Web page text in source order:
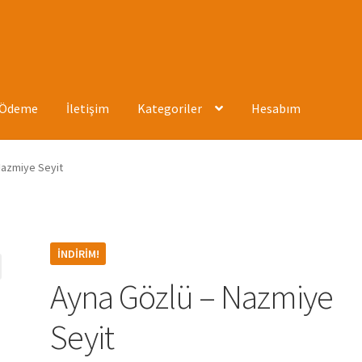
İletişim Kategoriler Hesabım
Hesabım
Seyit
İNDIRIM!
Ayna Gözlü – Nazmiye
Seyit